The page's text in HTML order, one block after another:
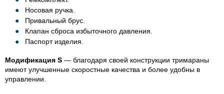
Носовая ручка.
Привальный брус.
Клапан сброса избыточного давления.
Паспорт изделия.
Модификация S — благодаря своей конструкции тримараны
имеют улучшенные скоростные качества и более удобны в
управлении.